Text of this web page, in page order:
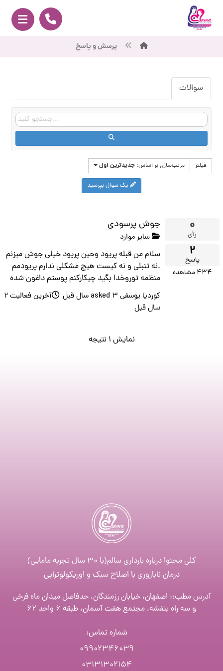
پرسش و پاسخ
سوالات
فیلتر مرتب‌سازی بر اساس:جدیدترین اول
یک سوال بپرسید
۰
رأی
۲
پاسخ
۴۳۴مشاهده
جوش پرسودی
سایر موارد
سلام من قبله پریود وحین پریود خیلی جوش میزنم
.نه تنبلی و نه کیست هیچ مشکلی ندارم پریودمم
منظمه توروخدا بگید چیکارکنم پوستم داغون شده
کوردیا یوسفیasked ۳ سال قبل
آخرین فعالیت ۲
سال قبل
نمایش ۱ نتیجه
کلی محتوا درباره بارداری سالم(با ۳۰ سال تجربه مامایی)
درمان ناباروری با اصلاح سبک و اوریکولوتراپی
آدرس مطب:: اصفهان، خیابان رزمندگان، حدفاصل میدان ماه فرخی
و سه راه بنفشه، مجتمع هفت آسمان، طبقه ۶ واحد ۶۲
شماره تماس:
۰۹۹۰۲۳۴۶۰۳۹
۰۳۱۳۱۳۰۲۱۵۴